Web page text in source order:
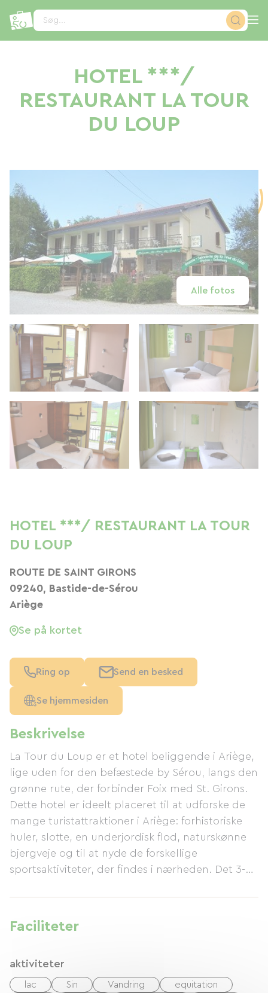
Søg...
HOTEL ***/
RESTAURANT LA TOUR
DU LOUP
Alle fotos
Beskrivelse
La Tour du Loup er et hotel beliggende i Ariège,
lige uden for den befæstede by Sérou, langs den
grønne rute, der forbinder Foix med St. Girons.
Dette hotel er ideelt placeret til at udforske de
mange turistattraktioner i Ariège: forhistoriske
huler, slotte, en underjordisk flod, naturskønne
bjergveje og til at nyde de forskellige
sportsaktiviteter, der findes i nærheden. Det 3-
standarder fra 2012.
Faciliteter
aktiviteter
lac Sin Vandring
equitation
HOTEL ***/ RESTAURANT LA TOUR
DU LOUP
ROUTE DE SAINT GIRONS
09240, Bastide-de-Sérou
Ariège
Se på kortet
Ring op Send en besked
Se hjemmesiden
CCookie-styringspanel